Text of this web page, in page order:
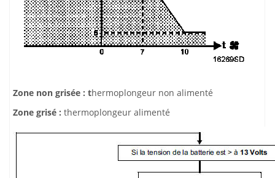
Zone non grisée : thermoplongeur non alimenté
Zone grisé :thermoplongeur alimenté